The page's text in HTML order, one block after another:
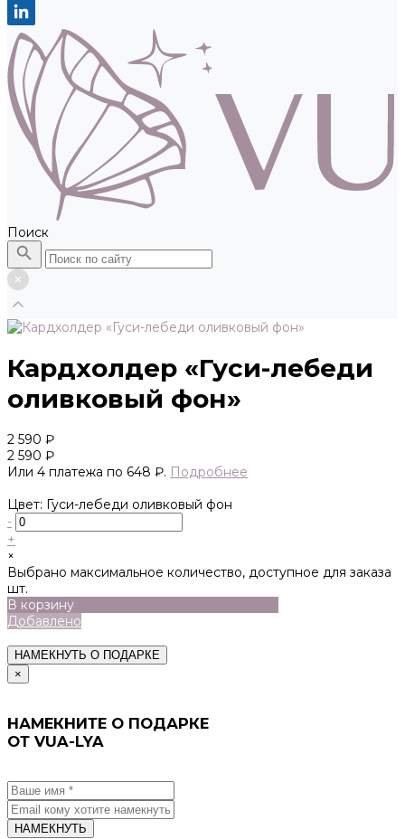
Поиск
Кардхолдер «Гуси-лебеди
оливковый фон»
2 590 ₽
2 590 ₽
Или 4 платежа по 648 ₽. Подробнее
Цвет: Гуси-лебеди оливковый фон
-
+
×
Выбрано максимальное количество, доступное для заказа
шт.
В корзину
Добавлено
НАМЕКНУТЬ О ПОДАРКЕ
×
НАМЕКНИТЕ О ПОДАРКЕ
ОТ VUA-LYA
НАМЕКНУТЬ